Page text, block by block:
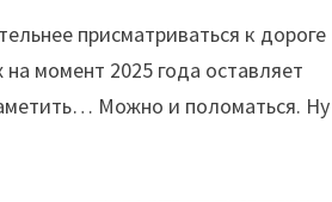
присматриваться к дороге
момент 2025 года оставляет
Можно и поломаться.